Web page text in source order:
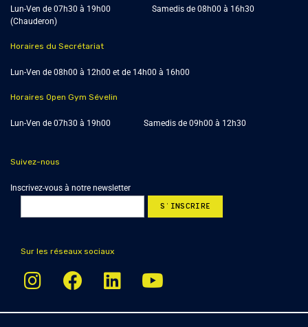
Lun-Ven de 07h30 à 19h00 Samedis de 08h00 à 16h30
(Chauderon)
Horaires du Secrétariat
Lun-Ven de 08h00 à 12h00 et de 14h00 à 16h00
Horaires Open Gym Sévelin
Lun-Ven de 07h30 à 19h00 Samedis de 09h00 à 12h30
Suivez-nous
Inscrivez-vous à notre newsletter
Sur les réseaux sociaux